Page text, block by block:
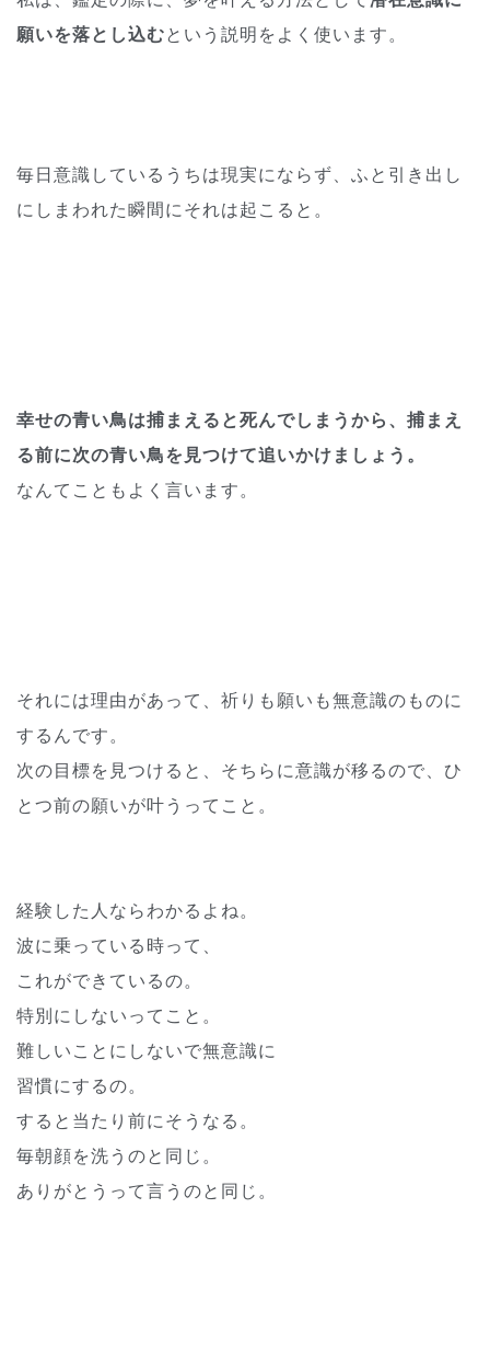
願いを落とし込むという説明をよく使います。
毎日意識しているうちは現実にならず、ふと引き出し
にしまわれた瞬間にそれは起こると。
幸せの青い鳥は捕まえると死んでしまうから、捕まえ
る前に次の青い鳥を見つけて追いかけましょう。
なんてこともよく言います。
それには理由があって、祈りも願いも無意識のものに
するんです。
次の目標を見つけると、そちらに意識が移るので、ひ
とつ前の願いが叶うってこと。
経験した人ならわかるよね。
波に乗っている時って、
これができているの。
特別にしないってこと。
難しいことにしないで無意識に
習慣にするの。
すると当たり前にそうなる。
毎朝顔を洗うのと同じ。
ありがとうって言うのと同じ。